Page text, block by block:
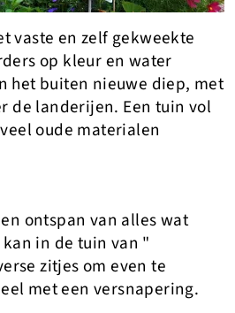
vaste en zelf gekweekte
op kleur en water
het buiten nieuwe diep, met
de landerijen. Een tuin vol
oude materialen
ontspan van alles wat
in de tuin van "
zitjes om even te
met een versnapering.